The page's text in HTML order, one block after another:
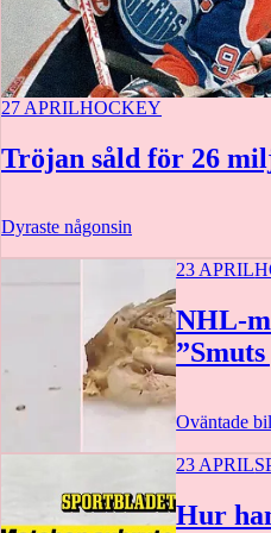
27 APRILHOCKEY
Tröjan såld för 26
Dyraste någonsin
23 APRIL
NHL-
Oväntade
23 APRIL
Hur